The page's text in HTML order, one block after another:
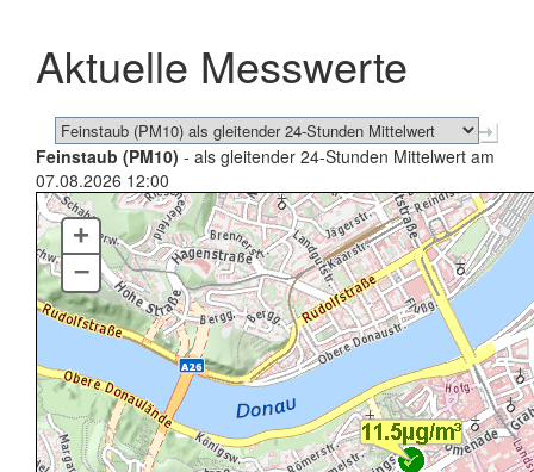
schließen
Aktuelle Messwerte
Feinstaub (PM10) - als gleitender 24-Stunden Mittelwert am
07.08.2026 12:00
+
–